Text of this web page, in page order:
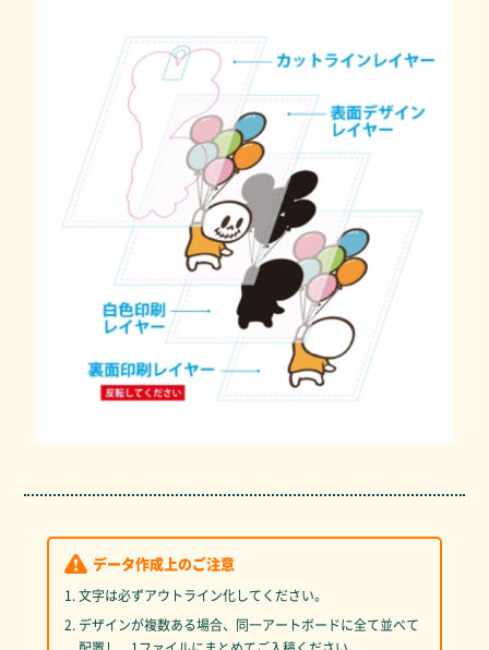
データ作成上のご注意
1. 文字は必ずアウトライン化してください。
2. デザインが複数ある場合、同一アートボードに全て並べて